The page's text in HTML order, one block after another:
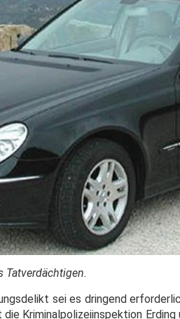
Tatverdächtigen.
sei es dringend
Kriminalpolizeiinspektion